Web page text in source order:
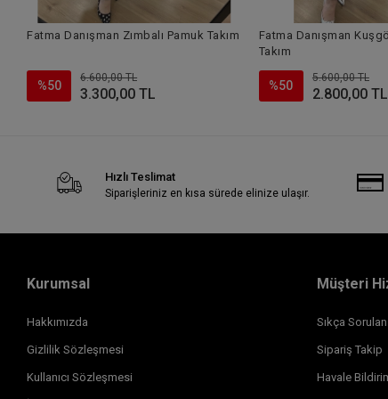
Fatma Danışman Zımbalı Pamuk Takım
%50
6.600,00 TL
3.300,00 TL
Fatma Danışman
Takım
%50
5.600,00 TL
2.800,00 TL
Hızlı Teslimat
Siparişleriniz en kısa sürede elinize ulaşır.
Kurumsal
Hakkımızda
Gizlilik Sözleşmesi
Kullanıcı Sözleşmesi
Müşteri
Sıkça
Sipariş Takip
Havale